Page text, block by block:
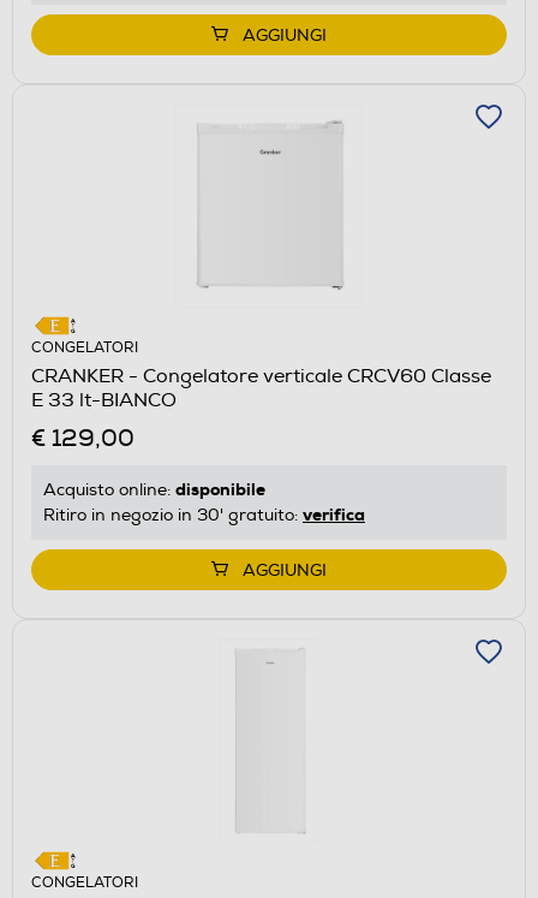
AGGIUNGI
CONGELATORI
CRANKER - Congelatore verticale CRCV60 Classe
E 33 lt-BIANCO
€ 129,00
Acquisto online: disponibile
Ritiro in negozio in 30' gratuito: verifica
AGGIUNGI
CONGELATORI